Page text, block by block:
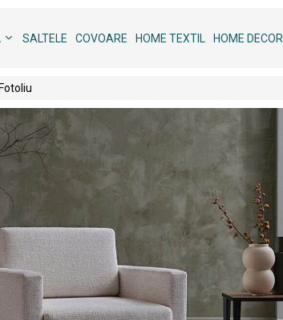
SALTELE COVOARE HOME TEXTIL HOME DECOR